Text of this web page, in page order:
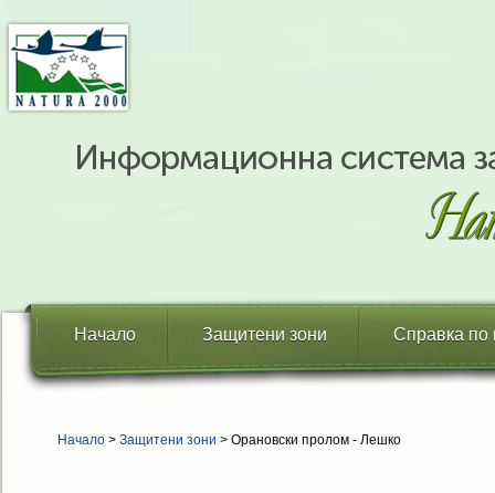
Начало Защитени зони Справка по
Начало > Защитени зони > Орановски пролом - Лешко